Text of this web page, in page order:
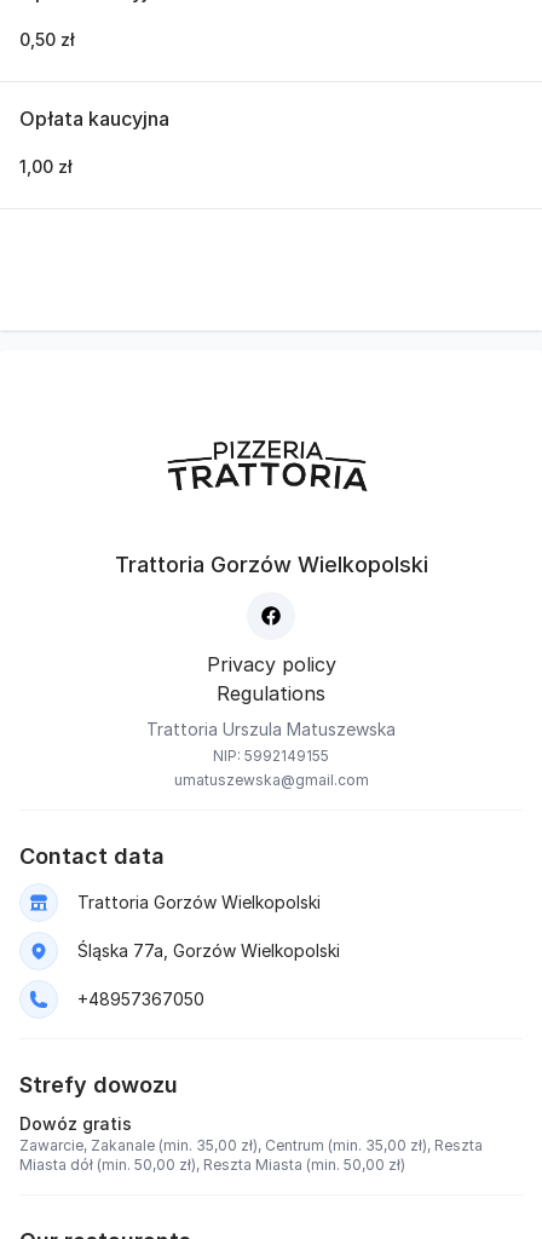
0,50 zł
Opłata kaucyjna
1,00 zł
Trattoria Gorzów Wielkopolski
Privacy policy
Regulations
Trattoria Urszula Matuszewska
NIP: 5992149155
umatuszewska@gmail.com
Contact data
Trattoria Gorzów Wielkopolski
Śląska 77a, Gorzów Wielkopolski
+48957367050
Strefy dowozu
Dowóz gratis
Zawarcie, Zakanale (min. 35,00 zł), Centrum (min. 35,00 zł), Reszta
Miasta dół (min. 50,00 zł), Reszta Miasta (min. 50,00 zł)